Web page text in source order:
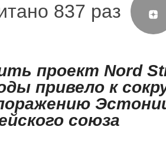
837 раз
проект Nord
привело к
союза